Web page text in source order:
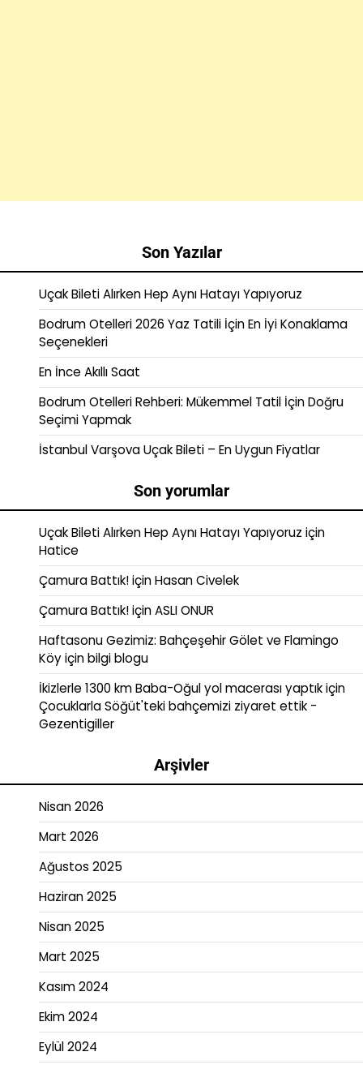
Son Yazılar
Uçak Bileti Alırken Hep Aynı Hatayı Yapıyoruz
Bodrum Otelleri 2026 Yaz Tatili İçin En İyi Konaklama
Seçenekleri
En İnce Akıllı Saat
Bodrum Otelleri Rehberi: Mükemmel Tatil İçin Doğru
Seçimi Yapmak
İstanbul Varşova Uçak Bileti – En Uygun Fiyatlar
Son yorumlar
Uçak Bileti Alırken Hep Aynı Hatayı Yapıyoruz için
Hatice
Çamura Battık!içinHasan Civelek
Çamura Battık!içinASLI ONUR
Haftasonu Gezimiz: Bahçeşehir Gölet ve Flamingo
Köyiçinbilgi blogu
İkizlerle 1300 km Baba-Oğul yol macerası yaptıkiçin
Çocuklarla Söğüt'teki bahçemizi ziyaret ettik -
Gezentigiller
Arşivler
Nisan 2026
Mart 2026
Ağustos 2025
Haziran 2025
Nisan 2025
Mart 2025
Kasım 2024
Ekim 2024
Eylül 2024